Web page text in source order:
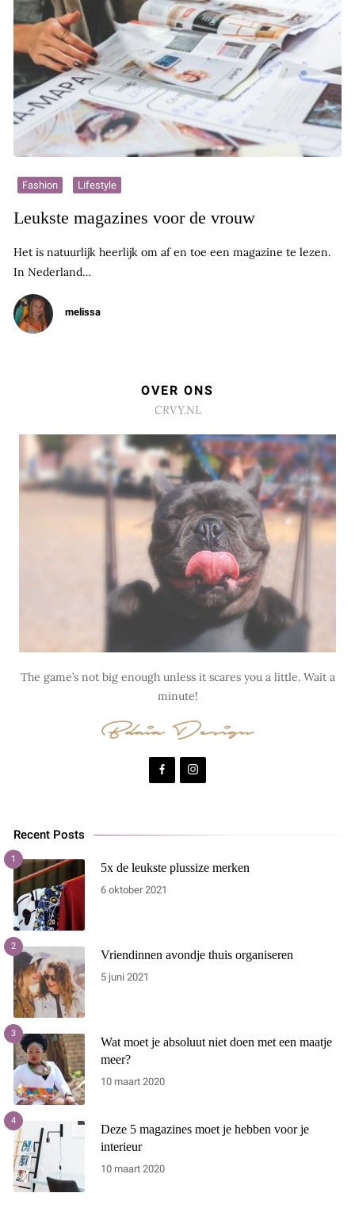
Fashion Lifestyle
Leukste magazines voor de vrouw
Het is natuurlijk heerlijk om af en toe een magazine te lezen.
In Nederland…
melissa
OVER ONS
CRVY.NL
The game’s not big enough unless it scares you a little. Wait a
minute!
Recent Posts
1
5x de leukste plussize merken
6 oktober 2021
2
Vriendinnen avondje thuis organiseren
5 juni 2021
3
Wat moet je absoluut niet doen met een maatje
meer?
10 maart 2020
4
Deze 5 magazines moet je hebben voor je
interieur
10 maart 2020